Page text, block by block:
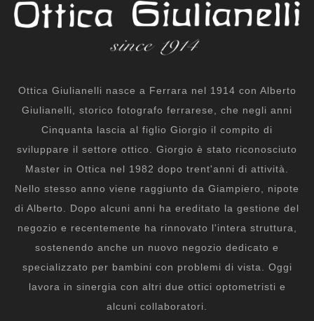
Ottica Giulianelli nasce a Ferrara nel 1914 con Alberto
Giulianelli, storico fotografo ferrarese, che negli anni
Cinquanta lascia al figlio Giorgio il compito di
sviluppare il settore ottico. Giorgio è stato riconosciuto
Master in Ottica nel 1982 dopo trent'anni di attività.
Nello stesso anno viene raggiunto da Giampiero, nipote
di Alberto. Dopo alcuni anni ha ereditato la gestione del
negozio e recentemente ha rinnovato l'intera struttura,
sostenendo anche un nuovo negozio dedicato e
specializzato per bambini con problemi di vista. Oggi
lavora in sinergia con altri due ottici optometristi e
alcuni collaboratori.